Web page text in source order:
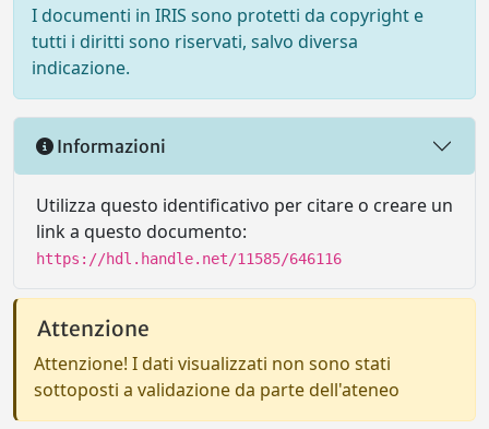
I documenti in IRIS sono protetti da copyright e
tutti i diritti sono riservati, salvo diversa
indicazione.
Informazioni
Utilizza questo identificativo per citare o creare un
link a questo documento:
https://hdl.handle.net/11585/646116
Attenzione
Attenzione! I dati visualizzati non sono stati
sottoposti a validazione da parte dell'ateneo